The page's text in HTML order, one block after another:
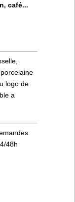
café...
logo de
a
48h